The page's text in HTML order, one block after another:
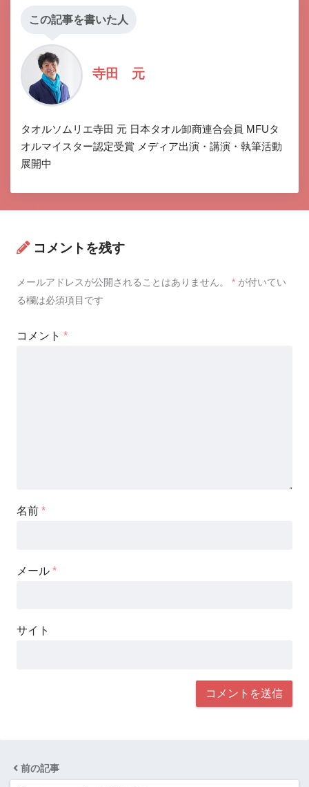
この記事を書いた人
寺田 元
タオルソムリエ寺田 元 日本タオル卸商連合会員 MFUタ
オルマイスター認定受賞 メディア出演・講演・執筆活動
展開中
コメントを残す
メールアドレスが公開されることはありません。 * が付いてい
る欄は必須項目です
コメント *
名前 *
メール *
サイト
前の記事